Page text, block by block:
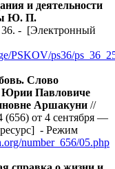
и деятельности
Ю. П.
- [Электронный
PSKOV/ps36/
Слово
Юрии Павловиче
Аршакуни //
(656) от 4 сентября —
- Режим
number_656/05.php